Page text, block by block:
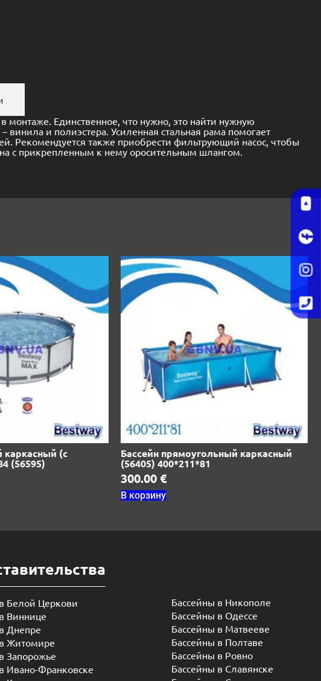
Единственное, что нужно, это найти нужную
винила и полиэстера. Усиленная стальная рама помогает
Рекомендуется также приобрести фильтрующий насос, чтобы
с прикрепленным к нему оросительным шлангом.
каркасный (с
(56595)
Бассейн прямоугольный каркасный
(56405) 400*211*81
300.00 €
В корзину
Белой Церкови
Виннице
Днепре
Житомире
Запорожье
Ивано-Франковске
Бассейны в Никополе
Бассейны в Одессе
Бассейны в Матвееве
Бассейны в Полтаве
Бассейны в Ровно
Бассейны в Славянске